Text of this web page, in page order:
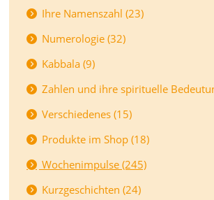
Ihre Namenszahl (23)
Numerologie (32)
Kabbala (9)
Zahlen und ihre spirituelle
Verschiedenes (15)
Produkte im Shop (18)
Wochenimpulse (245)
Kurzgeschichten (24)